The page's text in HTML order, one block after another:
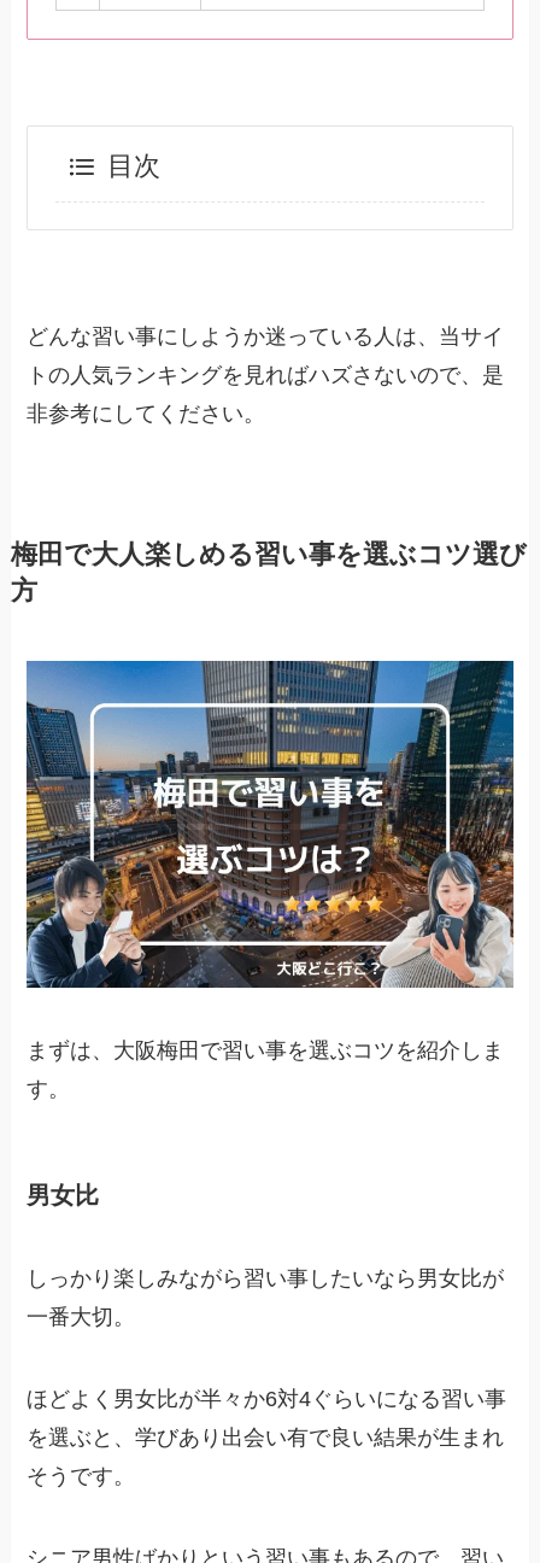
目次
どんな習い事にしようか迷っている人は、当サイ
トの人気ランキングを見ればハズさないので、是
非参考にしてください。
梅田で大人楽しめる習い事を選ぶコツ選び
方
まずは、大阪梅田で習い事を選ぶコツを紹介しま
す。
男女比
しっかり楽しみながら習い事したいなら男女比が
一番大切。
ほどよく男女比が半々か6対4ぐらいになる習い事
を選ぶと、学びあり出会い有で良い結果が生まれ
そうです。
シニア男性ばかりという習い事もあるので、習い